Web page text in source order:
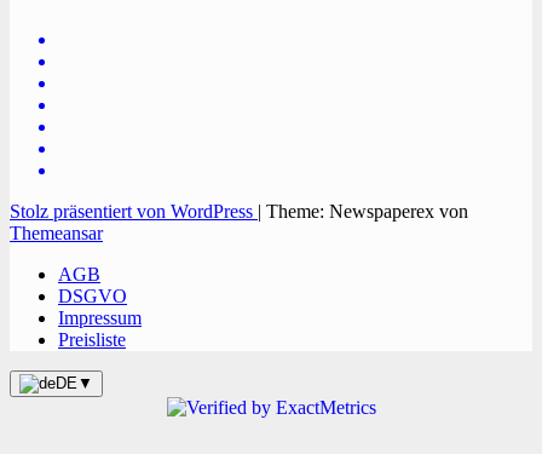
Stolz präsentiert von WordPress | Theme: Newspaperex von
Themeansar
AGB
DSGVO
Impressum
Preisliste
DE▼